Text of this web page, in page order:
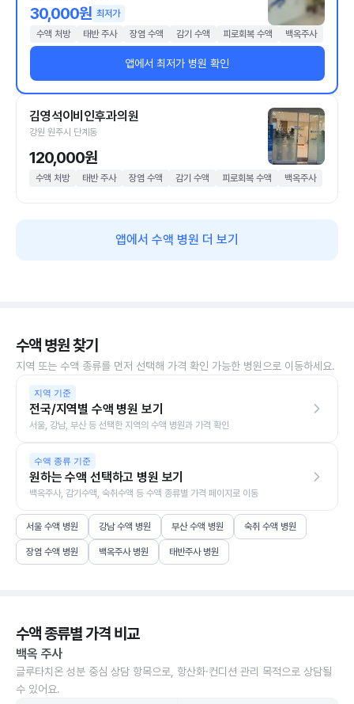
30,000원 최저가
수액 처방
태반 주사 장염 수액 감기 수액 피로회복 수액 백옥주사
앱에서 최저가 병원 확인
김영석이비인후과의원
강원 원주시 단계동
120,000원
수액 처방 태반 주사 장염 수액 감기 수액 피로회복 수액 백옥주사
앱에서 수액 병원 더 보기
수액 병원 찾기
지역 또는 수액 종류를 먼저 선택해 가격 확인 가능한 병원으로 이동하세요.
지역 기준
전국/지역별 수액 병원 보기
서울, 강남, 부산 등 선택한 지역의 수액 병원과 가격 확인
수액 종류 기준
원하는 수액 선택하고 병원 보기
백옥주사, 감기수액, 숙취수액 등 수액 종류별 가격 페이지로 이동
서울 수액 병원 강남 수액 병원 부산 수액 병원 숙취 수액 병원
장염 수액 병원 백옥주사 병원 태반주사 병원
수액 종류별 가격 비교
백옥 주사
글루타치온 성분 중심 상담 항목으로, 항산화·컨디션 관리 목적으로 상담될
수 있어요.